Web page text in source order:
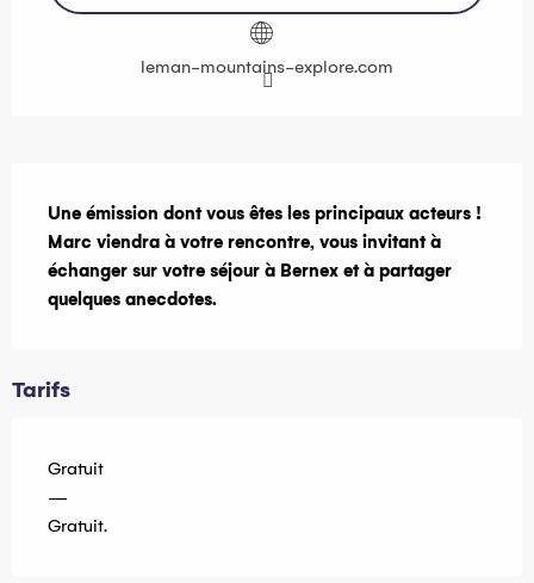
leman-mountains-explore.com
Une émission dont vous êtes les principaux acteurs !
Marc viendra à votre rencontre, vous invitant à
échanger sur votre séjour à Bernex et à partager
quelques anecdotes.
Tarifs
Gratuit
—
Gratuit.